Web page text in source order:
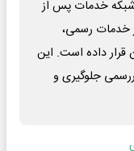
شبکه خدمات پس از
خدمات رسمی،
قرار داده است. این
جلوگیری و